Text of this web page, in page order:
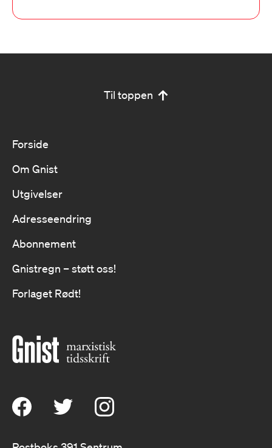
Til toppen
Forside
Om Gnist
Utgivelser
Adresseendring
Abonnement
Gnistregn – støtt oss!
Forlaget Rødt!